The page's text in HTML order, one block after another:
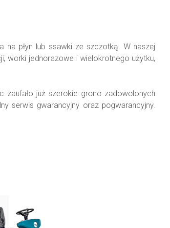
na płyn lub ssawki ze szczotką. W naszej
worki jednorazowe i wielokrotnego użytku,
zaufało już szerokie grono zadowolonych
serwis gwarancyjny oraz pogwarancyjny.